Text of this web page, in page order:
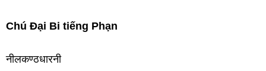
Chú Đại Bi tiếng Phạn
नीलकण्ठधारनी